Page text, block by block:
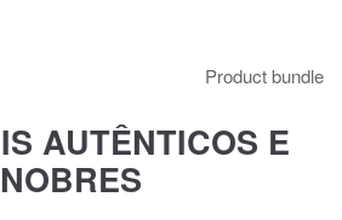
AUTÊNTICOS E
NOBRES